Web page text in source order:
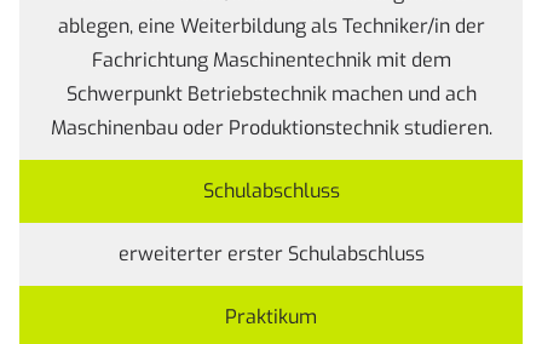
ablegen, eine Weiterbildung als Techniker/in der
Fachrichtung Maschinentechnik mit dem
Schwerpunkt Betriebstechnik machen und ach
Maschinenbau oder Produktionstechnik studieren.
Schulabschluss
erweiterter erster Schulabschluss
Praktikum